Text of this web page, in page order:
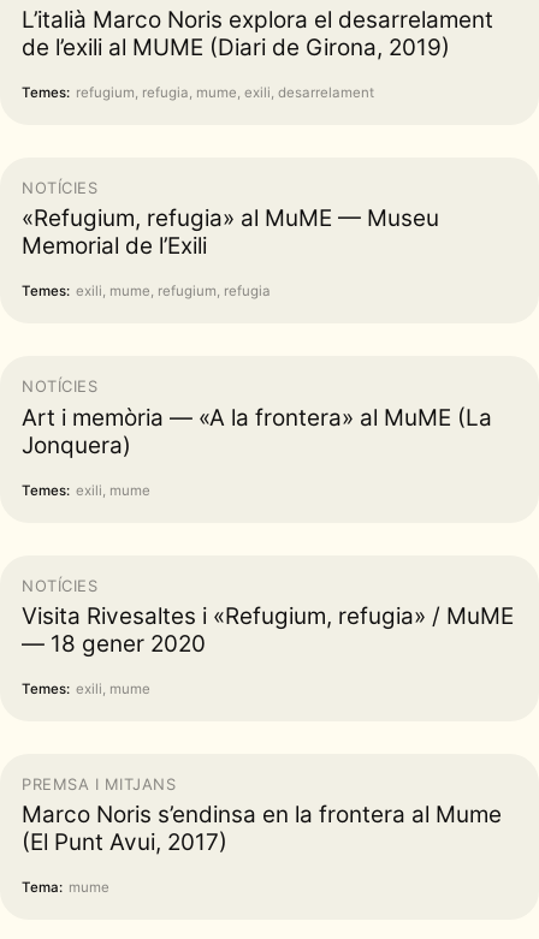
L’italià Marco Noris explora el desarrelament
de l’exili al MUME (Diari de Girona, 2019)
Temes: refugium, refugia, mume, exili, desarrelament
NOTÍCIES
«Refugium, refugia» al MuME — Museu
Memorial de l’Exili
Temes: exili, mume, refugium, refugia
NOTÍCIES
Art i memòria — «A la frontera» al MuME (La
Jonquera)
Temes: exili, mume
NOTÍCIES
Visita Rivesaltes i «Refugium, refugia» / MuME
— 18 gener 2020
Temes: exili, mume
PREMSA I MITJANS
Marco Noris s’endinsa en la frontera al Mume
(El Punt Avui, 2017)
Tema: mume